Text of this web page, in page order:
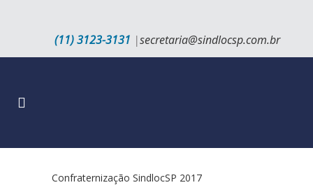
(11) 3123-3131 |secretaria@sindlocsp.com.br
Confraternização SindlocSP 2017